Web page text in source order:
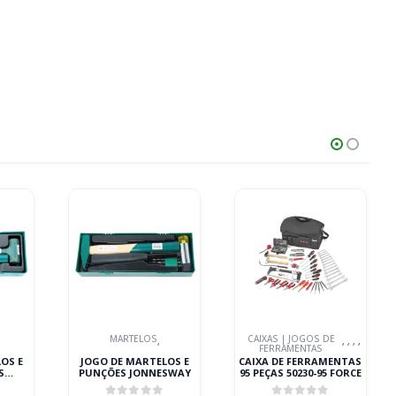
E
MARTELOS,
JOGO DE MARTELOS E
PUNÇÕES JONNESWAY
CAIXAS | JOGOS DE
FERRAMENTAS
, , , ,
CAIXA DE FERRAMENTAS
95 PEÇAS 50230-95 FORCE